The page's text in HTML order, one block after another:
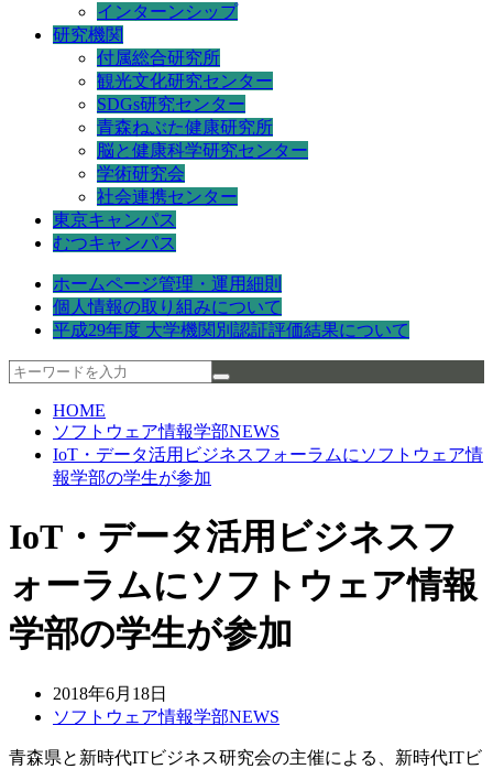
インターンシップ
研究機関
付属総合研究所
観光文化研究センター
SDGs研究センター
青森ねぶた健康研究所
脳と健康科学研究センター
学術研究会
社会連携センター
東京キャンパス
むつキャンパス
ホームページ管理・運用細則
個人情報の取り組みについて
平成29年度 大学機関別認証評価結果について
HOME
ソフトウェア情報学部NEWS
IoT・データ活用ビジネスフォーラムにソフトウェア情
報学部の学生が参加
IoT・データ活用ビジネスフ
ォーラムにソフトウェア情報
学部の学生が参加
2018年6月18日
ソフトウェア情報学部NEWS
青森県と新時代ITビジネス研究会の主催による、新時代ITビ